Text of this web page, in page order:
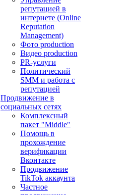
репутацией в
интернете (Online
Reputation
Management)
Фото production
Видео production
PR-услуги
Политический
SMM и работа с
репутацией
Продвижение в
социальных сетях
Комплексный
пакет "Middle"
Помощь в
прохождение
верификации
Вконтакте
Продвижение
TikTok аккаунта
Частное